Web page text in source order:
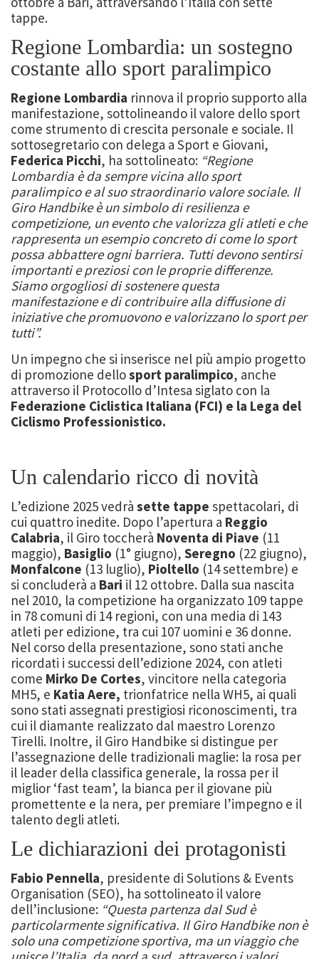
tappe.
Regione Lombardia: un sostegno
costante allo sport paralimpico
Regione Lombardia rinnova il proprio supporto alla
manifestazione, sottolineando il valore dello sport
come strumento di crescita personale e sociale. Il
sottosegretario con delega a Sport e Giovani,
Federica Picchi, ha sottolineato: “Regione
Lombardia è da sempre vicina allo sport
paralimpico e al suo straordinario valore sociale. Il
Giro Handbike è un simbolo di resilienza e
competizione, un evento che valorizza gli atleti e che
rappresenta un esempio concreto di come lo sport
possa abbattere ogni barriera. Tutti devono sentirsi
importanti e preziosi con le proprie differenze.
Siamo orgogliosi di sostenere questa
manifestazione e di contribuire alla diffusione di
iniziative che promuovono e valorizzano lo sport per
tutti”.
Un impegno che si inserisce nel più ampio progetto
di promozione dellosport paralimpico, anche
attraverso il Protocollo d’Intesa siglato con la
Federazione Ciclistica Italiana (FCI) e la Lega del
Ciclismo Professionistico.
Un calendario ricco di novità
L’edizione 2025 vedrà sette tappe spettacolari, di
cui quattro inedite. Dopo l’apertura a Reggio
Calabria, il Giro toccherà Noventa di Piave (11
maggio), Basiglio (1° giugno), Seregno (22 giugno),
Monfalcone (13 luglio), Pioltello (14 settembre) e
si concluderà a Bari il 12 ottobre. Dalla sua nascita
nel 2010, la competizione ha organizzato 109 tappe
in 78 comuni di 14 regioni, con una media di 143
atleti per edizione, tra cui 107 uomini e 36 donne.
Nel corso della presentazione, sono stati anche
ricordati i successi dell’edizione 2024, con atleti
come Mirko De Cortes, vincitore nella categoria
MH5, e Katia Aere, trionfatrice nella WH5, ai quali
sono stati assegnati prestigiosi riconoscimenti, tra
cui il diamante realizzato dal maestro Lorenzo
Tirelli. Inoltre, il Giro Handbike si distingue per
l’assegnazione delle tradizionali maglie: la rosa per
il leader della classifica generale, la rossa per il
miglior ‘fast team’, la bianca per il giovane più
promettente e la nera, per premiare l’impegno e il
talento degli atleti.
Le dichiarazioni dei protagonisti
Fabio Pennella, presidente di Solutions & Events
Organisation (SEO), ha sottolineato il valore
dell’inclusione: “Questa partenza dal Sud è
particolarmente significativa. Il Giro Handbike non è
solo una competizione sportiva, ma un viaggio che